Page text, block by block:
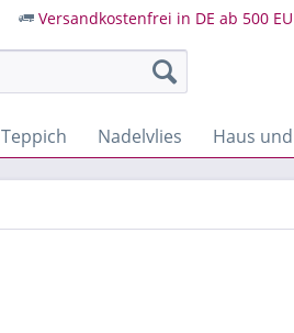
Versandkostenfrei in DE ab 500
Teppich Nadelvlies Haus